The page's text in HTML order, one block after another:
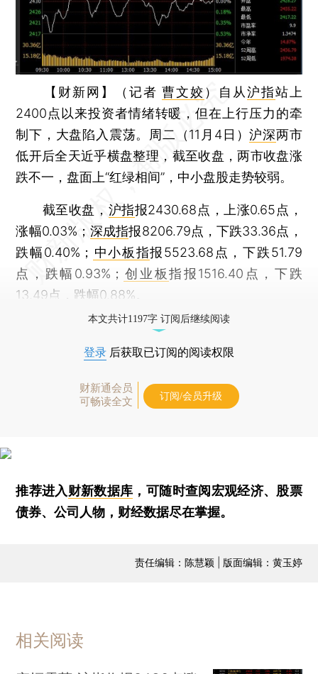
【财新网】（记者曹文姣） 自从沪指站上
2400点以来投资者情绪转暖，但在上行压力的牵
制下，大盘陷入震荡。周二（11月4日）沪深两市
低开后全天近乎横盘整理，截至收盘，两市收盘涨
跌不一，盘面上“红绿相间”，中小盘股走势较弱。
截至收盘， 沪指报2430.68点，上涨0.65点，
涨幅0.03%； 深成指报8206.79点，下跌33.36点，
跌幅0.40%； 中小板指报5523.68点，下跌51.79
点，跌幅0.93%； 创业板指报1516.40点，下跌
13.49点，跌幅0.88%。
本文共计1197字 订阅后继续阅读
登录 后获取已订阅的阅读权限
财新通会员
可畅读全文
订阅/会员升级
推荐进入财新数据库 ，可随时查阅宏观经济、股票
债券、公司人物，财经数据尽在掌握。
责任编辑：陈慧颖 | 版面编辑：黄玉婷
相关阅读